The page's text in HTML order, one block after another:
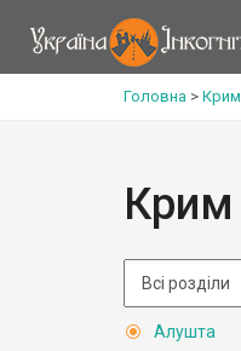
Головна > Крим
Крим
Алушта